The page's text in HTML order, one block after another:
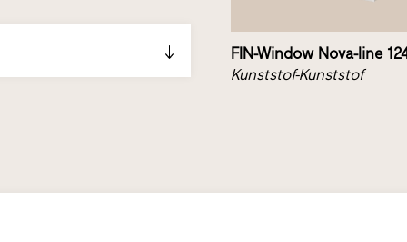
FIN-Window Nova-line
Kunststof-Kunststof